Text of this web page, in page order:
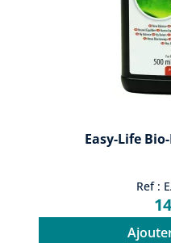
Easy-Life
Ref :